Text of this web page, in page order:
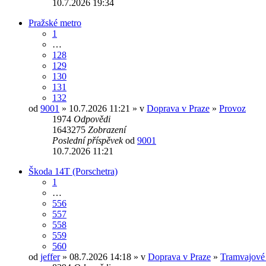
10.7.2026 19:34
Pražské metro
1
…
128
129
130
131
132
od 9001 » 10.7.2026 11:21 » v Doprava v Praze » Provoz
1974 Odpovědi
1643275 Zobrazení
Poslední příspěvekod 9001
10.7.2026 11:21
Škoda 14T (Porschetra)
1
…
556
557
558
559
560
od jeffer» 08.7.2026 14:18 » v Doprava v Praze »